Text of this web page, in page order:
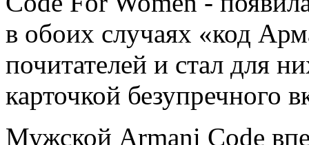
в обоих случаях «код
почитателей и стал для
карточкой безупречного
Мужской Armani Code